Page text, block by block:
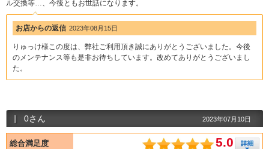
ル交換等…、今後ともお世話になります。
お店からの返信 2023年08月15日
りゅっけ様この度は、弊社ご利用頂き誠にありがとうございました。今後
のメンテナンス等も是非お待ちしています。改めてありがとうございまし
た。
0さん 2023年07月10日
総合満足度 5.0